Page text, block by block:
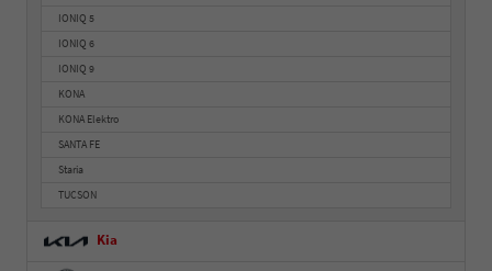
IONIQ 5
IONIQ 6
IONIQ 9
KONA
KONA Elektro
SANTA FE
Staria
TUCSON
Kia